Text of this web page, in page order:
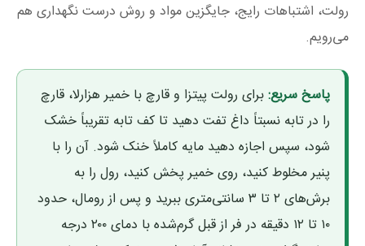
رولت، اشتباهات رایج، جایگزین مواد و روش درست نگهداری هم
می‌رویم.
پاسخ سریع:برای رولت پیتزا و قارچ با خمیر هزارلا، قارچ
را در تابه نسبتاً داغ تفت دهید تا کف تابه تقریباً خشک
شود، سپس اجازه دهید مایه کاملاً خنک شود. آن را با
پنیر مخلوط کنید، روی خمیر پخش کنید، رول را به
برش‌های ۲ تا ۳ سانتی‌متری ببرید و پس از رومال، حدود
۱۰ تا ۱۲ دقیقه در فر از قبل گرم‌شده با دمای ۲۰۰ درجه